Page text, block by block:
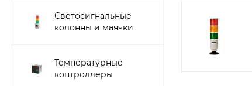
Светосигнальные
колонны и маячки
Температурные
контроллеры